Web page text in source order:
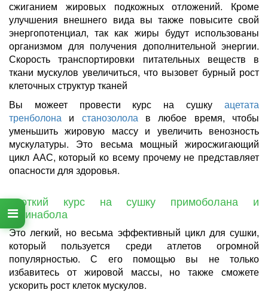
сжиганием жировых подкожных отложений. Кроме
улучшения внешнего вида вы также повысите свой
энергопотенциал, так как жиры будут использованы
организмом для получения дополнительной энергии.
Скорость транспортировки питательных веществ в
ткани мускулов увеличиться, что вызовет бурный рост
клеточных структур тканей
Вы можеет провести курс на сушку ацетата
тренболона и станозололав любое время, чтобы
уменьшить жировую массу и увеличить венозность
мускулатуры. Это весьма мощный жиросжигающий
цикл ААС, который ко всему прочему не представляет
опасности для здоровья.
Кроткий курс на сушку примоболана и
туринабола
Это легкий, но весьма эффективный цикл для сушки,
который пользуется среди атлетов огромной
популярностью. С его помощью вы не только
избавитесь от жировой массы, но также сможете
ускорить рост клеток мускулов.